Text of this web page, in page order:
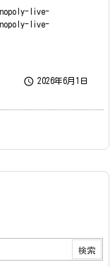
live-
live-
 2026年6月1日